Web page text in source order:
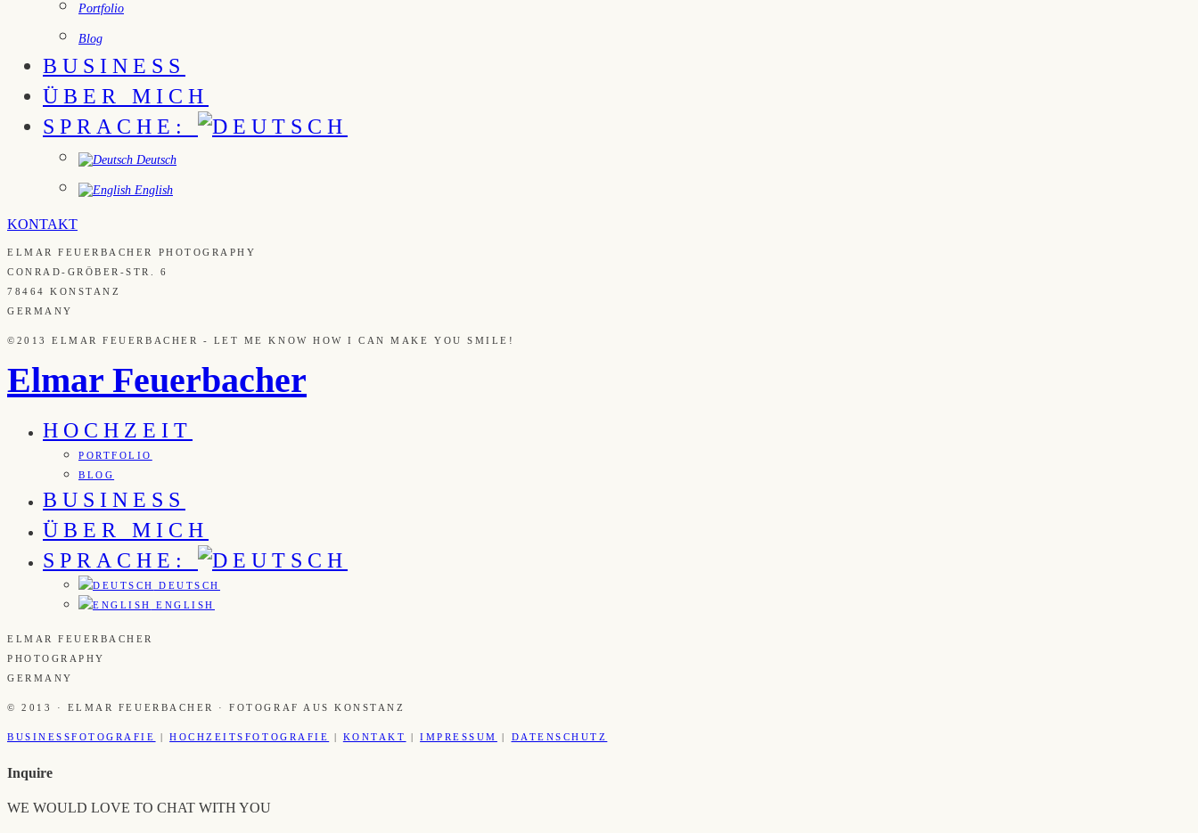
Portfolio
Blog
BUSINESS
ÜBER MICH
SPRACHE:
Deutsch
English
KONTAKT
ELMAR FEUERBACHER PHOTOGRAPHY
CONRAD-GRÖBER-STR. 6
78464 KONSTANZ
GERMANY
©2013 ELMAR FEUERBACHER - LET ME KNOW HOW I CAN MAKE YOU SMILE!
Elmar Feuerbacher
HOCHZEIT
PORTFOLIO
BLOG
BUSINESS
ÜBER MICH
SPRACHE:
DEUTSCH
ENGLISH
ELMAR FEUERBACHER
PHOTOGRAPHY
GERMANY
© 2013 · ELMAR FEUERBACHER · FOTOGRAF AUS KONSTANZ
BUSINESSFOTOGRAFIE |HOCHZEITSFOTOGRAFIE | KONTAKT |IMPRESSUM | DATENSCHUTZ
Inquire
WE WOULD LOVE TO CHAT WITH YOU